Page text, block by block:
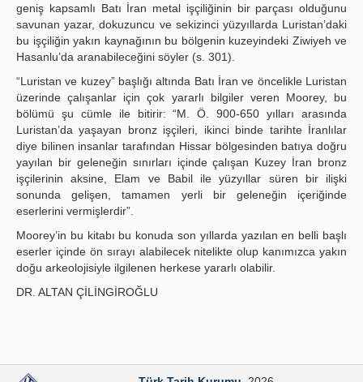
geniş kapsamlı Batı İran metal işçiliğinin bir parçası olduğunu
savunan yazar, dokuzuncu ve sekizinci yüzyıllarda Luristan’daki
bu işçiliğin yakın kaynağının bu bölgenin kuzeyindeki Ziwiyeh ve
Hasanlu’da aranabileceğini söyler (s. 301).
“Luristan ve kuzey” başlığı altında Batı İran ve öncelikle Luristan
üzerinde çalışanlar için çok yararlı bilgiler veren Moorey, bu
bölümü şu cümle ile bitirir: “M. Ö. 900-650 yılları arasında
Luristan’da yaşayan bronz işçileri, ikinci binde tarihte İranlılar
diye bilinen insanlar tarafından Hissar bölgesinden batıya doğru
yayılan bir geleneğin sınırları içinde çalışan Kuzey İran bronz
işçilerinin aksine, Elam ve Babil ile yüzyıllar süren bir ilişki
sonunda gelişen, tamamen yerli bir geleneğin içeriğinde
eserlerini vermişlerdir”.
Moorey’in bu kitabı bu konuda son yıllarda yazılan en belli başlı
eserler içinde ön sırayı alabilecek nitelikte olup kanımızca yakın
doğu arkeolojisiyle ilgilenen herkese yararlı olabilir.
DR. ALTAN ÇİLİNGİROĞLU